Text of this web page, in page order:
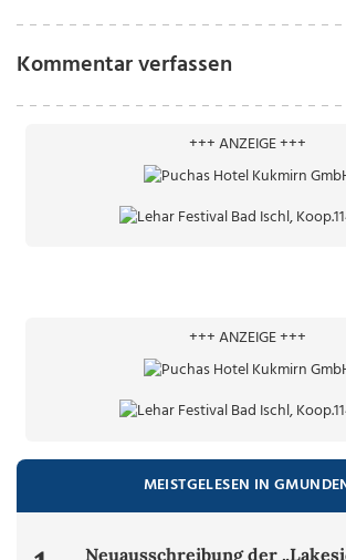
Kommentar verfassen
+++ ANZEIGE +++
+++ ANZEIGE +++
MEISTGELESEN IN
Neuausschreibung der